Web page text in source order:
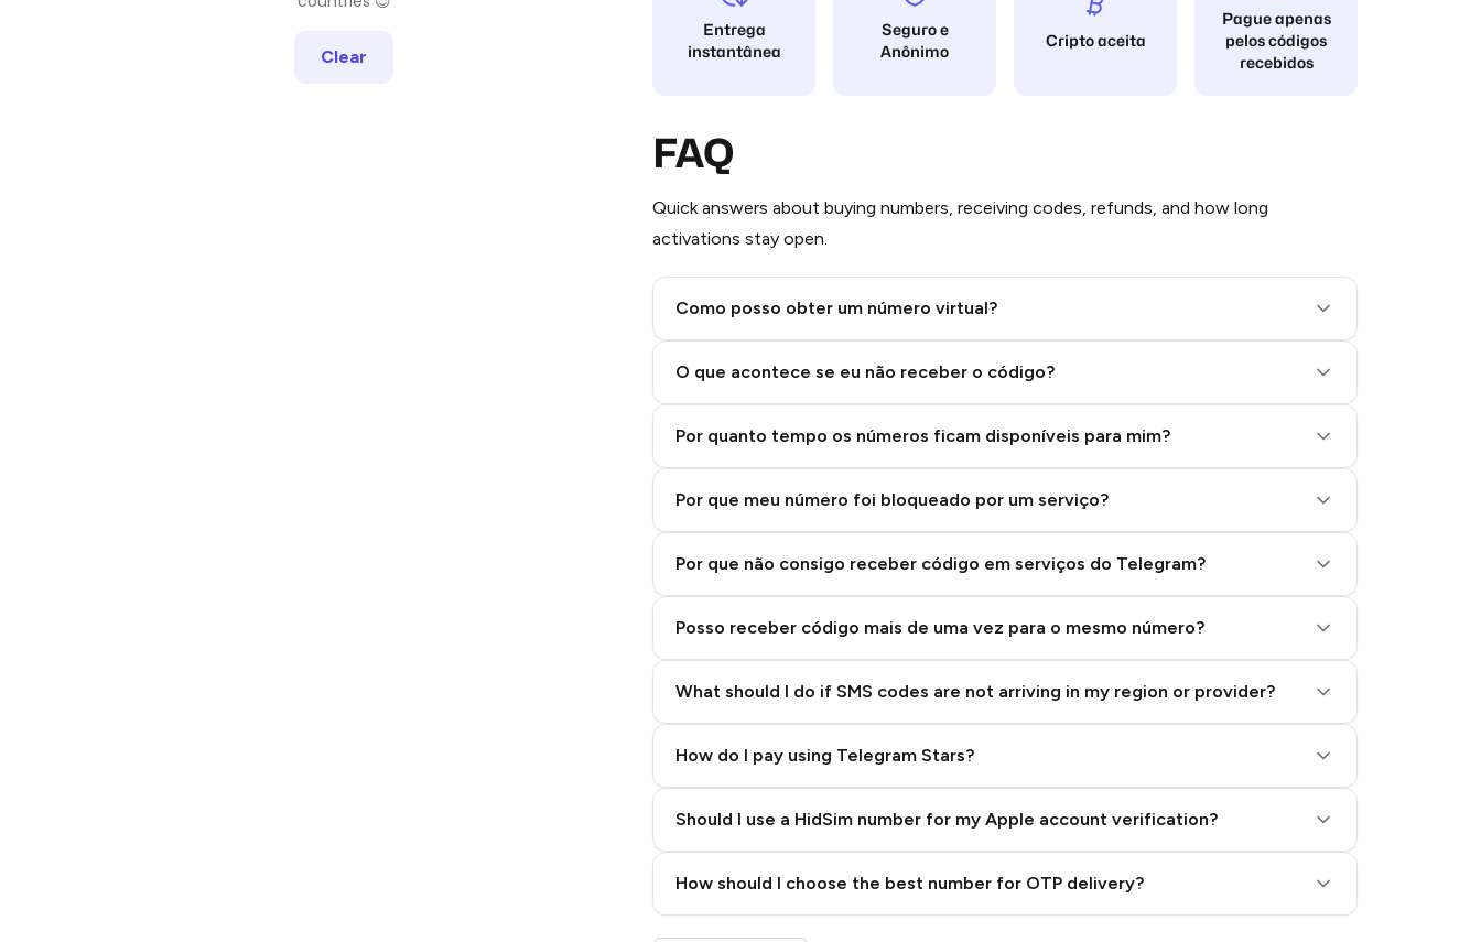
Clear
Entrega
instantânea
Seguro e
Anônimo
Cripto aceita
Pague apenas
pelos códigos
recebidos
FAQ
Quick answers about buying numbers, receiving codes, refunds, and how long
activations stay open.
Como posso obter um número virtual?
O que acontece se eu não receber o código?
Por quanto tempo os números ficam disponíveis para mim?
Por que meu número foi bloqueado por um serviço?
Por que não consigo receber código em serviços do Telegram?
Posso receber código mais de uma vez para o mesmo número?
What should I do if SMS codes are not arriving in my region or provider?
How do I pay using Telegram Stars?
Should I use a HidSim number for my Apple account verification?
How should I choose the best number for OTP delivery?
Quality High To Low